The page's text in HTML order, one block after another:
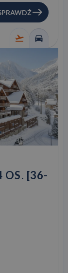
OS. [36-